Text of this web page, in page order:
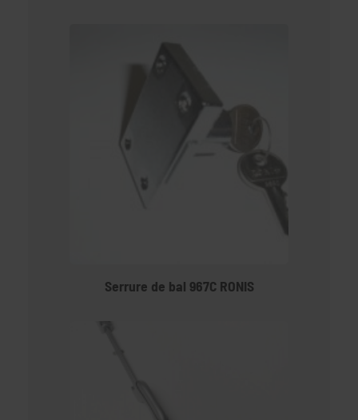
Serrure de bal 967C RONIS